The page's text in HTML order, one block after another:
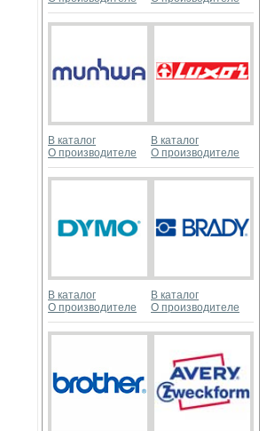
В каталог
О производителе
В каталог
О производителе
В каталог
О производителе
В каталог
О производителе